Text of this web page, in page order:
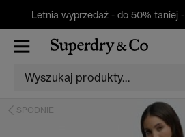
Letnia wyprzedaż - do 50% taniej -
SPODNIE